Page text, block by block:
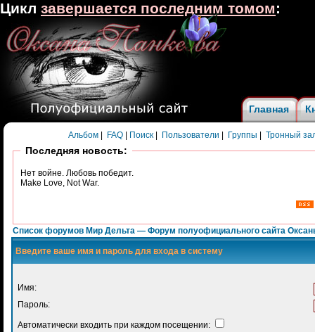
Главная
Альбом FAQ Поиск Пользователи Группы Тронный
Последняя новость:
Нет войне. Любовь победит.
Make Love, Not War.
Список форумов Мир Дельта — Форум полуофициального сайта
Введите ваше имя и пароль для входа в систему
Имя:
Пароль:
Автоматически входить при каждом посещении:
Цикл завершается последним томом: